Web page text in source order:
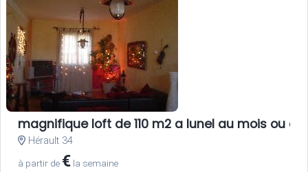
magnifique loft de 110 m2 a lunel au mois ou
Hérault 34
à partir de € la semaine